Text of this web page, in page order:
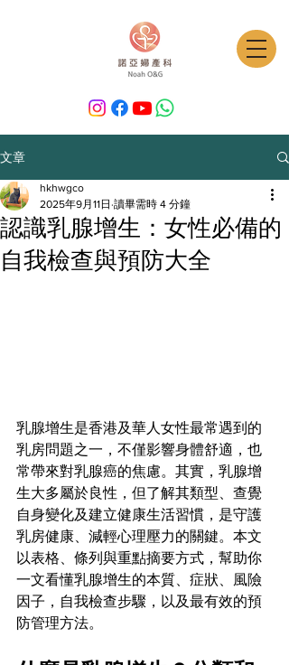
文章
認識乳腺增生：女性必備的
自我檢查與預防大全
hkhwgco
2025年9月11日 讀畢需時 4 分鐘
乳腺增生是香港及華人女性最常遇到的
乳房問題之一，不僅影響身體舒適，也
常帶來對乳腺癌的焦慮。其實，乳腺增
生大多屬於良性，但了解其類型、查覺
自身變化及建立健康生活習慣，是守護
乳房健康、減輕心理壓力的關鍵。本文
以表格、條列與重點摘要方式，幫助你
一文看懂乳腺增生的本質、症狀、風險
因子，自我檢查步驟，以及最有效的預
防管理方法。